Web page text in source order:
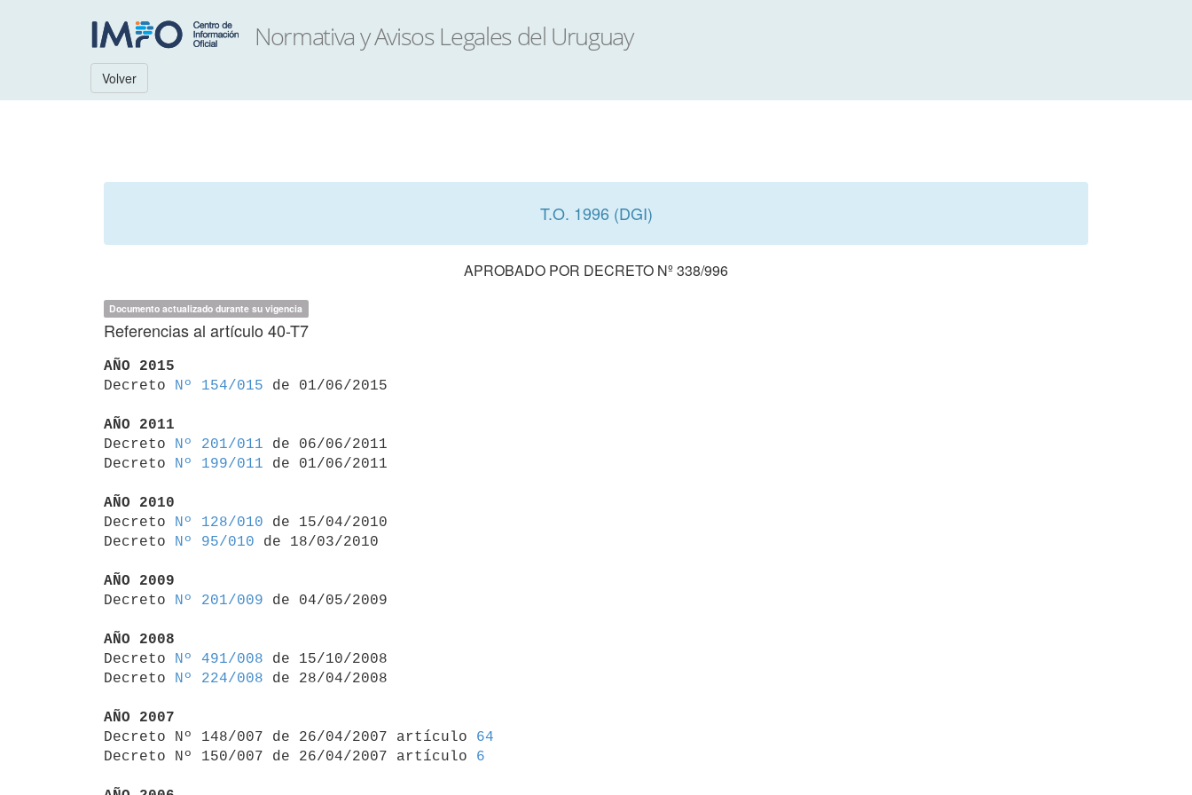
Volver
T.O. 1996 (DGI)
APROBADO POR DECRETO Nº 338/996
Documento actualizado durante su vigencia
Referencias al artículo 40-T7
AÑO 2015
Decreto
Nº 154/015 de 01/06/2015
AÑO 2011
Decreto
Nº 201/011 de 06/06/2011
Decreto
Nº 199/011 de 01/06/2011
AÑO 2010
Decreto
Nº 128/010 de 15/04/2010
Decreto
Nº 95/010 de 18/03/2010
AÑO 2009
Decreto
Nº 201/009 de 04/05/2009
AÑO 2008
Decreto
Nº 491/008 de 15/10/2008
Decreto
Nº 224/008 de 28/04/2008
AÑO 2007
Decreto Nº 148/007 de 26/04/2007 artículo 64
Decreto Nº 150/007 de 26/04/2007 artículo 6